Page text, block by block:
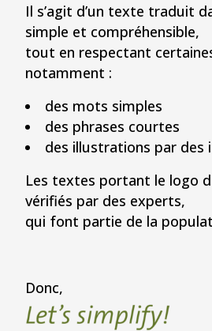
Il s’agit d’un texte traduit
simple et compréhensible,
tout en respectant
notamment :
des mots simples
des phrases courtes
des illustrations par des
Les textes portant le logo
vérifiés par des experts,
qui font partie de la
Donc,